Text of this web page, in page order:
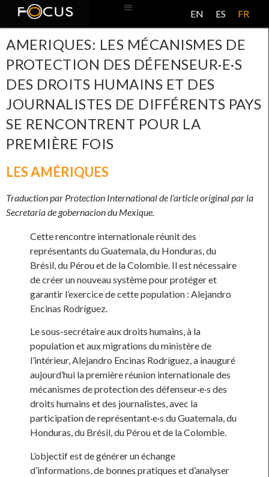
EN ES FR
AMERIQUES: LES MÉCANISMES DE
PROTECTION DES DÉFENSEUR·E·S
DES DROITS HUMAINS ET DES
JOURNALISTES DE DIFFÉRENTS PAYS
SE RENCONTRENT POUR LA
PREMIÈRE FOIS
LES AMÉRIQUES
Traduction par Protection International de l’article original par la
Secretaria de gobernacion du Mexique.
Cette rencontre internationale réunit des
représentants du Guatemala, du Honduras, du
Brésil, du Pérou et de la Colombie. Il est nécessaire
de créer un nouveau système pour protéger et
garantir l’exercice de cette population : Alejandro
Encinas Rodríguez.
Le sous-secrétaire aux droits humains, à la
population et aux migrations du ministère de
l’intérieur, Alejandro Encinas Rodríguez, a inauguré
aujourd’hui la première réunion internationale des
mécanismes de protection des défenseur·e·s des
droits humains et des journalistes, avec la
participation de représentant·e·s du Guatemala, du
Honduras, du Brésil, du Pérou et de la Colombie.
L’objectif est de générer un échange
d’informations, de bonnes pratiques et d’analyser